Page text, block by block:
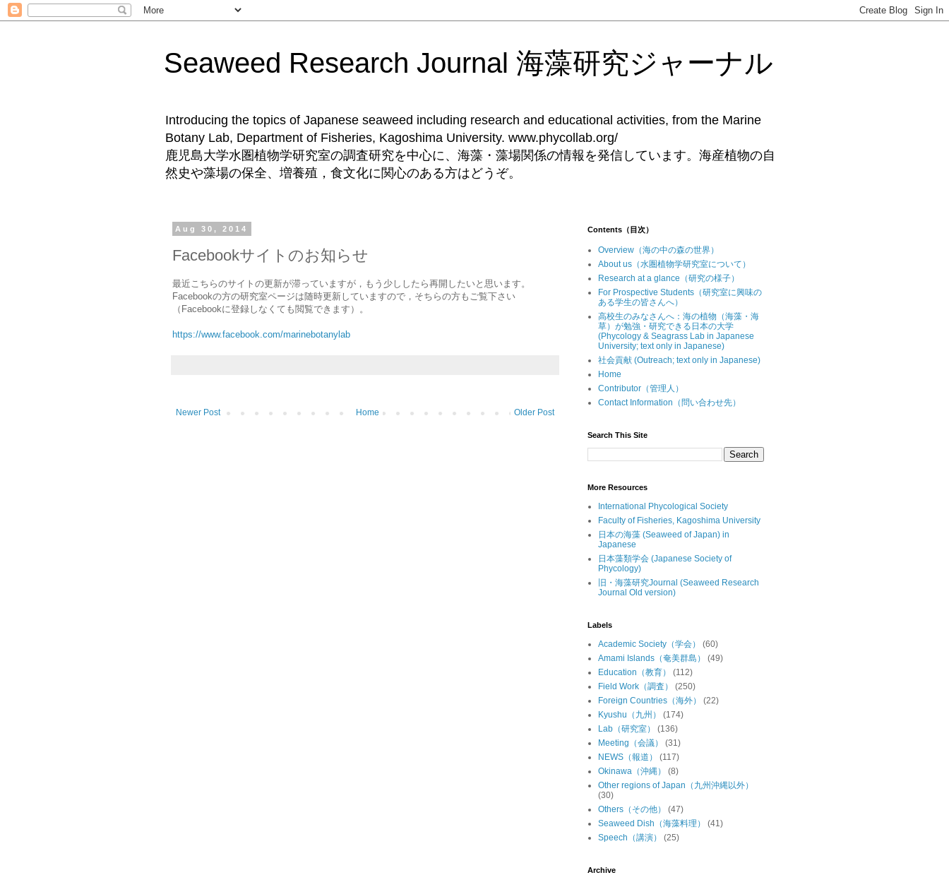
Seaweed Research Journal 海藻研究ジャーナル
Introducing the topics of Japanese seaweed including research and educational activities, from the Marine
Botany Lab, Department of Fisheries, Kagoshima University. www.phycollab.org/
鹿児島大学水圏植物学研究室の調査研究を中心に、海藻・藻場関係の情報を発信しています。海産植物の自
然史や藻場の保全、増養殖，食文化に関心のある方はどうぞ。
Aug 30, 2014
Facebookサイトのお知らせ
最近こちらのサイトの更新が滞っていますが，もう少ししたら再開したいと思います。
Facebookの方の研究室ページは随時更新していますので，そちらの方もご覧下さい
（Facebookに登録しなくても閲覧できます）。
https://www.facebook.com/marinebotanylab
Newer Post Older Post
Home
Contents（目次）
Overview（海の中の森の世界）
About us（水圏植物学研究室について）
Research at a glance（研究の様子）
For Prospective Students（研究室に興味の
ある学生の皆さんへ）
高校生のみなさんへ：海の植物（海藻・海
草）が勉強・研究できる日本の大学
(Phycology & Seagrass Lab in Japanese
University; text only in Japanese)
社会貢献 (Outreach; text only in Japanese)
Home
Contributor（管理人）
Contact Information（問い合わせ先）
Search This Site
More Resources
International Phycological Society
Faculty of Fisheries, Kagoshima University
日本の海藻 (Seaweed of Japan) in
Japanese
日本藻類学会 (Japanese Society of
Phycology)
旧・海藻研究Journal (Seaweed Research
Journal Old version)
Labels
Academic Society（学会）
(60)
Amami Islands（奄美群島）
(49)
Education（教育）
(112)
Field Work（調査）
(250)
Foreign Countries（海外）
(22)
Kyushu（九州）
(174)
Lab（研究室）
(136)
Meeting（会議）
(31)
NEWS（報道）
(117)
Okinawa（沖縄）
(8)
Other regions of Japan（九州沖縄以外）
(30)
Others（その他）
(47)
Seaweed Dish（海藻料理）
(41)
Speech（講演）
(25)
Archive